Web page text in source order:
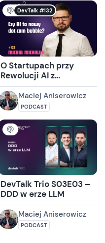
DevTalk #132
O Startupach przy
Rewolucji AI z
Michałem Michalukiem
Maciej Aniserowicz
PODCAST
DevTalk Trio S03E03 –
DDD w erze LLM
Maciej Aniserowicz
PODCAST